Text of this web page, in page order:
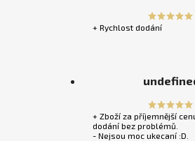
+ Rychlost dodání
+ Zboží za příjemnější
dodání bez problémů.
- Nejsou moc ukecaní :D.